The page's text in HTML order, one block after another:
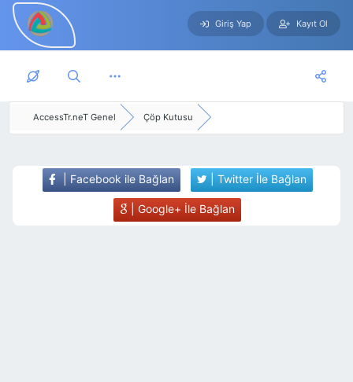
Skip to main content
Giriş Yap Kayıt Ol
AccessTr.neT Genel Çöp Kutusu
| Facebook ile Bağlan | Twitter İle Bağlan
| Google+ İle Bağlan